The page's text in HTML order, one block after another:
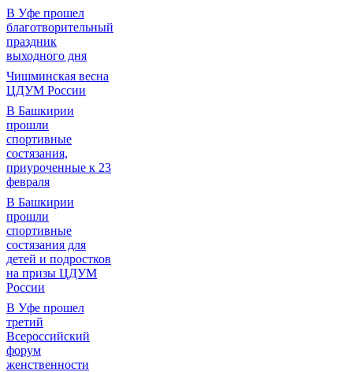
В Уфе прошел
благотворительный
праздник
выходного дня
Чишминская весна
ЦДУМ России
В Башкирии
прошли
спортивные
состязания,
приуроченные к 23
февраля
В Башкирии
прошли
спортивные
состязания для
детей и подростков
на призы ЦДУМ
России
В Уфе прошел
третий
Всероссийский
форум
женственности